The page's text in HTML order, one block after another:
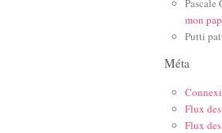
Pascale
mon
Putti
Méta
Flux
Flux